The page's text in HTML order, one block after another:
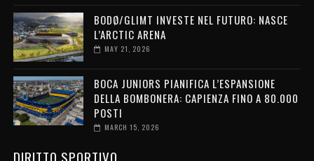
BODØ/GLIMT INVESTE NEL FUTURO: NASCE
L’ARCTIC ARENA
MAY 21, 2026
BOCA JUNIORS PIANIFICA L’ESPANSIONE
DELLA BOMBONERA: CAPIENZA FINO A 80.000
POSTI
MARCH 15, 2026
DIRITTO SPORTIVO